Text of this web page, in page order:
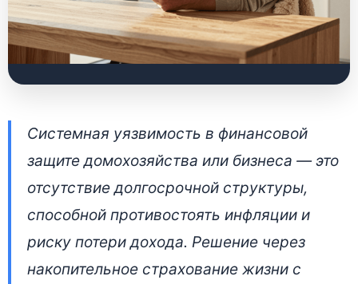
Как работает
накопительное
страхование жизни в
Беларуси: подробный
разбор
2 июля 2026 • 👁 4 198 прочтений
Системная уязвимость в финансовой
защите домохозяйства или бизнеса — это
отсутствие долгосрочной структуры,
способной противостоять инфляции и
риску потери дохода. Решение через
накопительное страхование жизни с